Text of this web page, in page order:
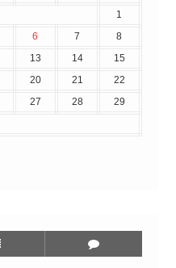
1
6 7
8
13 14
15
20 21
22
27 28
29